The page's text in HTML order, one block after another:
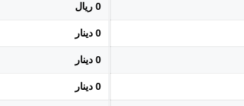
0 ريال
0 دينار
0 دينار
0 دينار